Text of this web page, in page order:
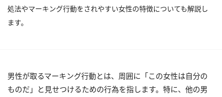
処法やマーキング行動をされやすい女性の特徴についても解説し
ます。
男性が取るマーキング行動とは、周囲に「この女性は自分の
ものだ」と見せつけるための行為を指します。特に、他の男